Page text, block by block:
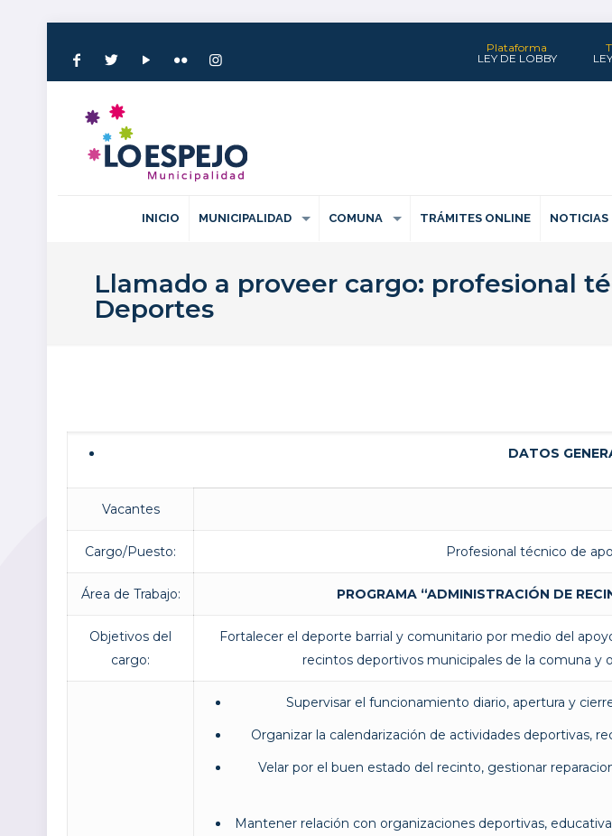
Plataforma
LEY DE LOBBY
INICIO MUNICIPALIDAD COMUNA TRÁMITES ONLINE NOTICIAS
Llamado a proveer cargo: profesional
Deportes
DATOS
Vacantes
Cargo/Puesto: Profesional técnico de
Área de Trabajo: PROGRAMA “ADMINISTRACIÓN DE
Objetivos del
cargo:
Fortalecer el deporte barrial y comunitario por medio del
recintos deportivos municipales de la comuna y
Supervisar el funcionamiento diario, apertura y
Organizar la calendarización de actividades deportivas,
Velar por el buen estado del recinto, gestionar
Mantener relación con organizaciones deportivas,